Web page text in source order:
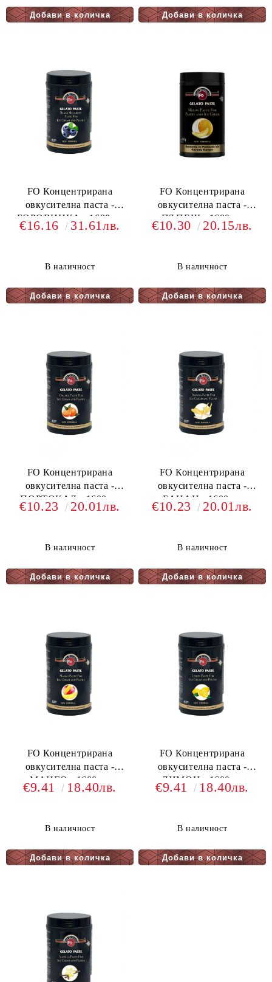
FO Концентрирана
овкусителна паста -
БОРОВИНКА - 1600гр.
€16.16 31.61лв.
В наличност
FO Концентрирана
овкусителна паста -
ПЪПЕШ - 1600гр.
€10.30 20.15лв.
В наличност
FO Концентрирана
овкусителна паста -
ПОРТОКАЛ - 1600гр.
€10.23 20.01лв.
В наличност
FO Концентрирана
овкусителна паста -
БАНАН - 1600гр.
€10.23 20.01лв.
В наличност
FO Концентрирана
овкусителна паста -
МАНГО - 1600гр.
€9.41 18.40лв.
В наличност
FO Концентрирана
овкусителна паста -
ЛИМОН - 1600гр.
€9.41 18.40лв.
В наличност